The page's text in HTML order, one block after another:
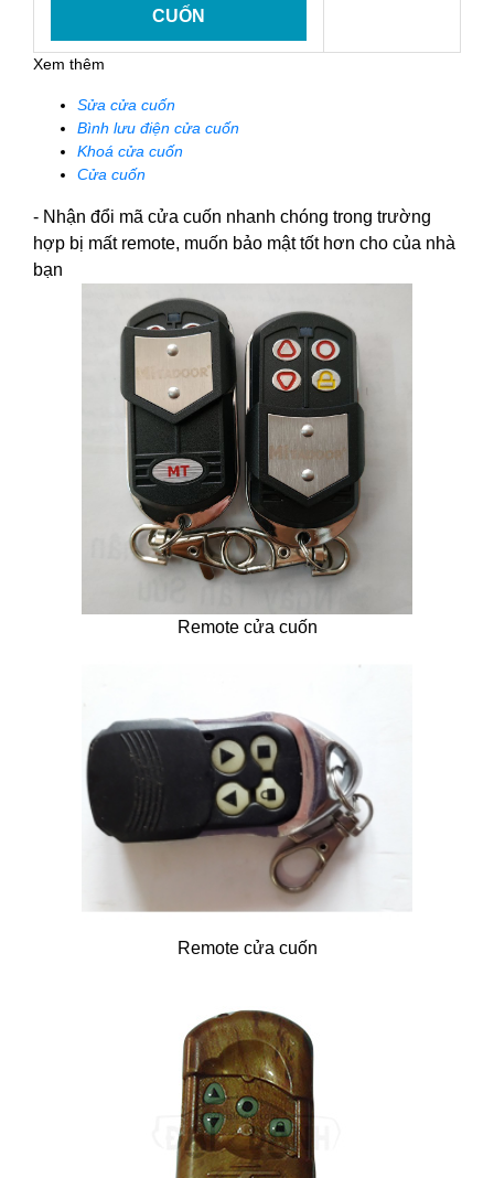
CUỐN
Xem thêm
Sửa cửa cuốn
Bình lưu điện cửa cuốn
Khoá cửa cuốn
Cửa cuốn
- Nhận đổi mã cửa cuốn nhanh chóng trong trường
hợp bị mất remote, muốn bảo mật tốt hơn cho của nhà
bạn
Remote cửa cuốn
Remote cửa cuốn